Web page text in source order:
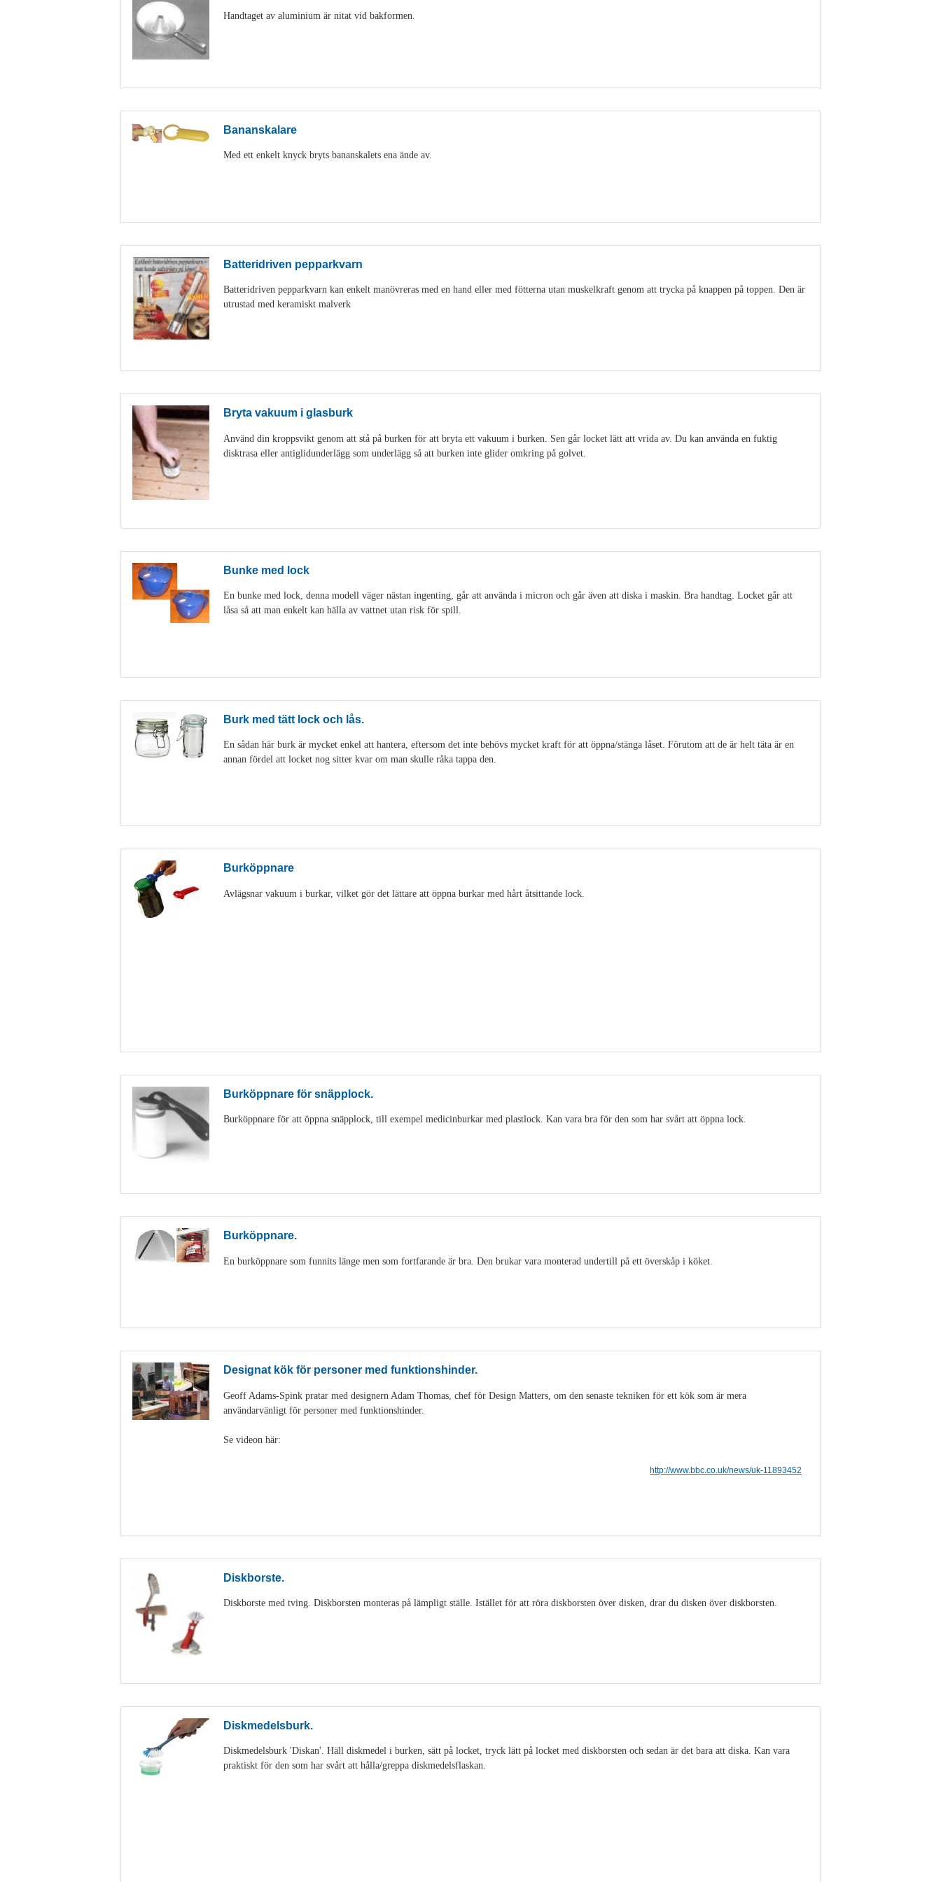
Handtaget av aluminium är nitat vid bakformen.
Bananskalare
Med ett enkelt knyck bryts bananskalets ena ände av.
Batteridriven pepparkvarn
Batteridriven pepparkvarn kan enkelt manövreras med en hand eller med fötterna utan muskelkraft genom att trycka på knappen på toppen. Den är
utrustad med keramiskt malverk
Bryta vakuum i glasburk
Använd din kroppsvikt genom att stå på burken för att bryta ett vakuum i burken. Sen går locket lätt att vrida av. Du kan använda en fuktig
disktrasa eller antiglidunderlägg som underlägg så att burken inte glider omkring på golvet.
Bunke med lock
En bunke med lock, denna modell väger nästan ingenting, går att använda i micron och går även att diska i maskin. Bra handtag. Locket går att
låsa så att man enkelt kan hälla av vattnet utan risk för spill.
Burk med tätt lock och lås.
En sådan här burk är mycket enkel att hantera, eftersom det inte behövs mycket kraft för att öppna/stänga låset. Förutom att de är helt täta är en
annan fördel att locket nog sitter kvar om man skulle råka tappa den.
Burköppnare
Avlägsnar vakuum i burkar, vilket gör det lättare att öppna burkar med hårt åtsittande lock.
Burköppnare för snäpplock.
Burköppnare för att öppna snäpplock, till exempel medicinburkar med plastlock. Kan vara bra för den som har svårt att öppna lock.
Burköppnare.
En burköppnare som funnits länge men som fortfarande är bra. Den brukar vara monterad undertill på ett överskåp i köket.
Designat kök för personer med funktionshinder.
Geoff Adams-Spink pratar med designern Adam Thomas, chef för Design Matters, om den senaste tekniken för ett kök som är mera
användarvänligt för personer med funktionshinder.
Se videon här:
http://www.bbc.co.uk/news/uk-11893452
Diskborste.
Diskborste med tving. Diskborsten monteras på lämpligt ställe. Istället för att röra diskborsten över disken, drar du disken över diskborsten.
Diskmedelsburk.
Diskmedelsburk 'Diskan'. Häll diskmedel i burken, sätt på locket, tryck lätt på locket med diskborsten och sedan är det bara att diska. Kan vara
praktiskt för den som har svårt att hålla/greppa diskmedelsflaskan.